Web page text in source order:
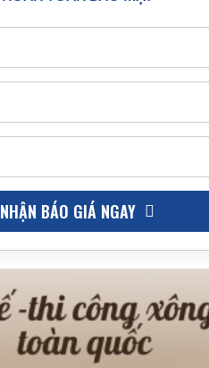
NHẬN BÁO GIÁ NGAY